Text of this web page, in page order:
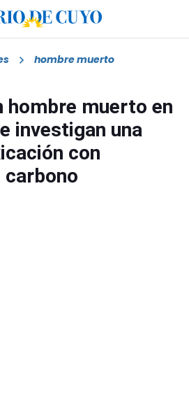
hombre muerto
hombre muerto en
investigan una
con
carbono